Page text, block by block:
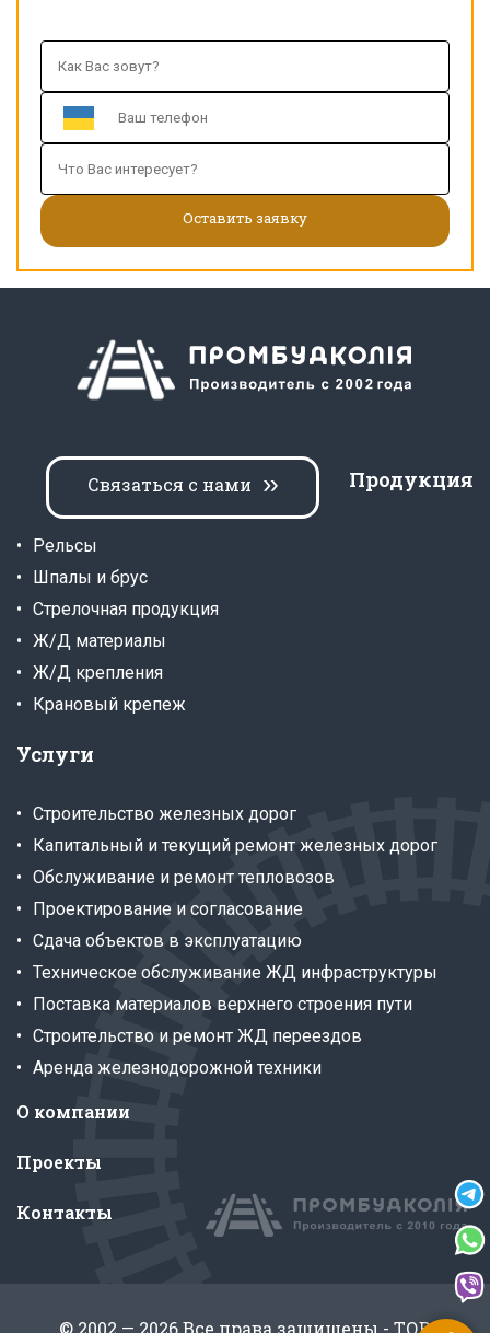
Услуги
Строительство железных дорог
Капитальный и текущий ремонт железных дорог
Обслуживание и ремонт тепловозов
Проектирование и согласование
Сдача объектов в эксплуатацию
Техническое обслуживание ЖД инфраструктуры
Поставка материалов верхнего строения пути
Строительство и ремонт ЖД переездов
Аренда железнодорожной техники
Продукция
Рельсы
Шпалы и брус
Стрелочная продукция
Ж/Д материалы
Ж/Д крепления
Крановый крепеж
Связаться с нами
О компании
Проекты
Контакты
© 2002 — 2026 Все права защищены - ТОВ